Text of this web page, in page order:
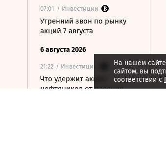
07:01 / Инвестиции
Утренний звон по рынку
акций 7 августа
6 августа 2026
21:22 / Инвестиции
Что удержит акции
нефтяников от падения
На нашем
сайтом, вы
соответствии с